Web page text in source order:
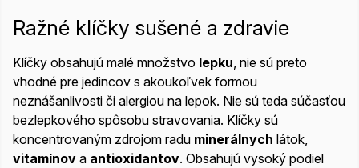
Ražné klíčky sušené a zdravie
Klíčky obsahujú malé množstvo lepku, nie sú preto
vhodné pre jedincov s akoukoľvek formou
neznášanlivosti či alergiou na lepok. Nie sú teda súčasťou
bezlepkového spôsobu stravovania. Klíčky sú
koncentrovaným zdrojom radu minerálnych látok,
vitamínov a antioxidantov. Obsahujú vysoký podiel